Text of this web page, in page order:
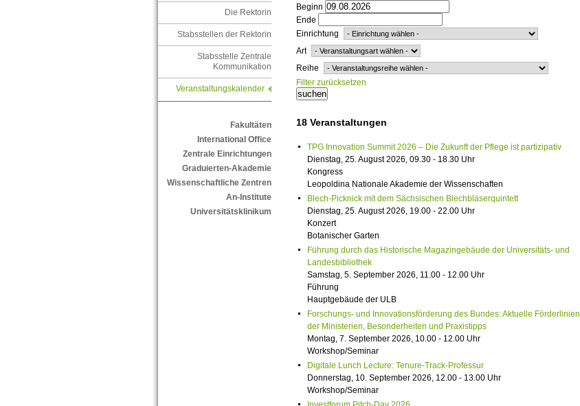
Die Rektorin
Stabsstellen der Rektorin
Stabsstelle Zentrale
Kommunikation
Veranstaltungskalender
Fakultäten
International Office
Zentrale Einrichtungen
Graduierten-Akademie
Wissenschaftliche Zentren
An-Institute
Universitätsklinikum
Beginn
Ende
Einrichtung
Art
Reihe
Filter zurücksetzen
18 Veranstaltungen
TPG Innovation Summit 2026 – Die Zukunft der Pflege ist partizipativ
Dienstag, 25. August 2026, 09.30 - 18.30 Uhr
Kongress
Leopoldina Nationale Akademie der Wissenschaften
Blech-Picknick mit dem Sächsischen Blechbläserquintett
Dienstag, 25. August 2026, 19.00 - 22.00 Uhr
Konzert
Botanischer Garten
Führung durch das Historische Magazingebäude der Universitäts- und
Landesbibliothek
Samstag, 5. September 2026, 11.00 - 12.00 Uhr
Führung
Hauptgebäude der ULB
Forschungs- und Innovationsförderung des Bundes: Aktuelle Förderlinien
der Ministerien, Besonderheiten und Praxistipps
Montag, 7. September 2026, 10.00 - 12.00 Uhr
Workshop/Seminar
Digitale Lunch Lecture: Tenure-Track-Professur
Donnerstag, 10. September 2026, 12.00 - 13.00 Uhr
Workshop/Seminar